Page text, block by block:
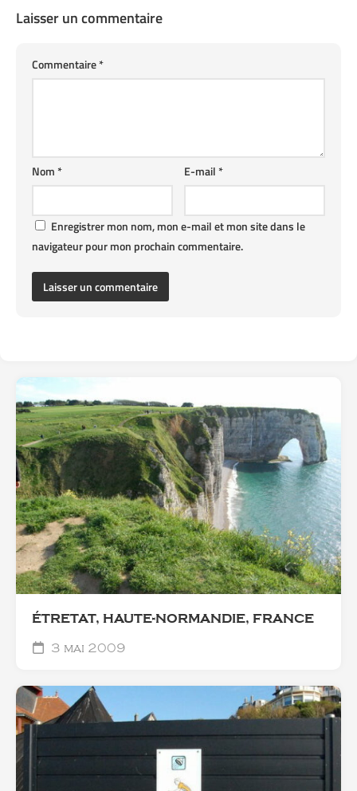
Laisser un commentaire
Commentaire*
E-mail*
Nom*
Enregistrer mon nom, mon e-mail et mon site dans le
navigateur pour mon prochain commentaire.
ÉTRETAT, HAUTE-NORMANDIE, FRANCE
3 mai 2009